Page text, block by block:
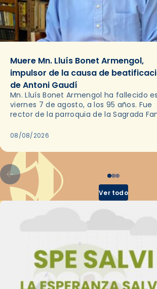
Muere Mn. Lluís Bonet Armengol,
impulsor de la causa de
de Antoni Gaudí
Mn. Lluís Bonet Armengol ha fallecido
viernes 7 de agosto, a los 95 años. Fue
rector de la parroquia de la Sagrada
08/08/2026
Ver todo